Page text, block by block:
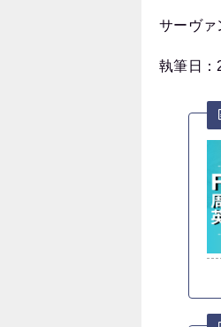
サーヴァ
執筆日：